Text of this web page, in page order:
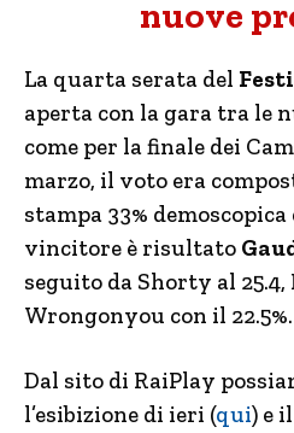
nuove
La quarta serata del
aperta con la gara tra le
come per la finale dei
marzo, il voto era
stampa 33%
vincitore è risultato
seguito da Shorty al 25.4,
Wrongonyou con il 22.5%.
Dal sito di RaiPlay
l’esibizione di ieri (qui) e